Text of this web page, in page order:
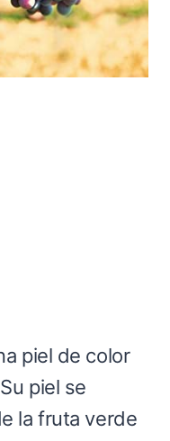
piel de color
piel se
la fruta verde